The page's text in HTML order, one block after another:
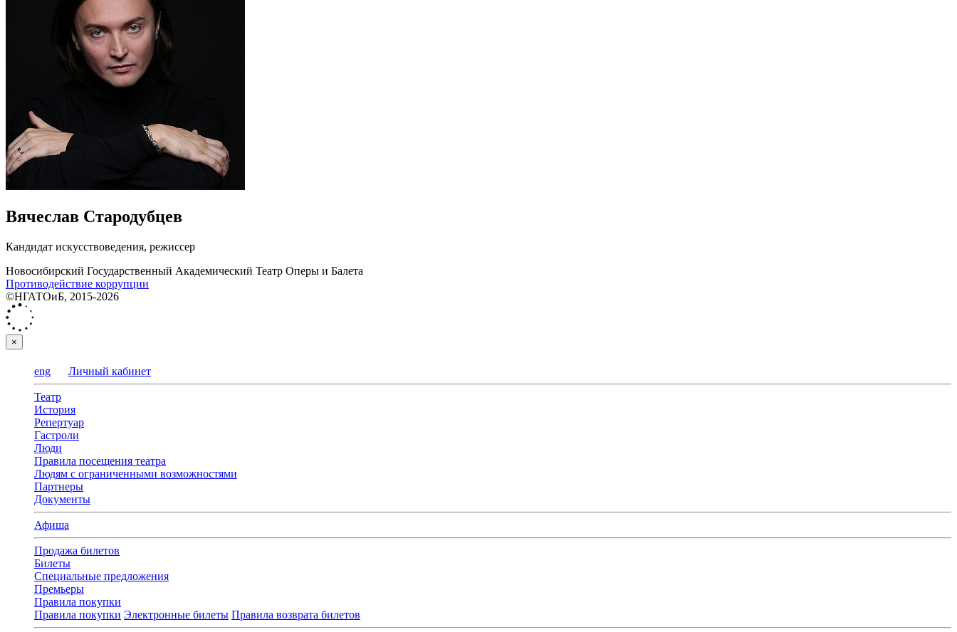
Вячеслав Стародубцев
Кандидат искусствоведения, режиссер
Новосибирский Государственный Академический Театр Оперы и Балета
Противодействие коррупции
©НГАТОиБ, 2015-2026
×
eng Личный кабинет
Театр
История
Репертуар
Гастроли
Люди
Правила посещения театра
Людям с ограниченными возможностями
Партнеры
Документы
Афиша
Продажа билетов
Билеты
Специальные предложения
Премьеры
Правила покупки
Правила покупки Электронные билеты Правила возврата билетов